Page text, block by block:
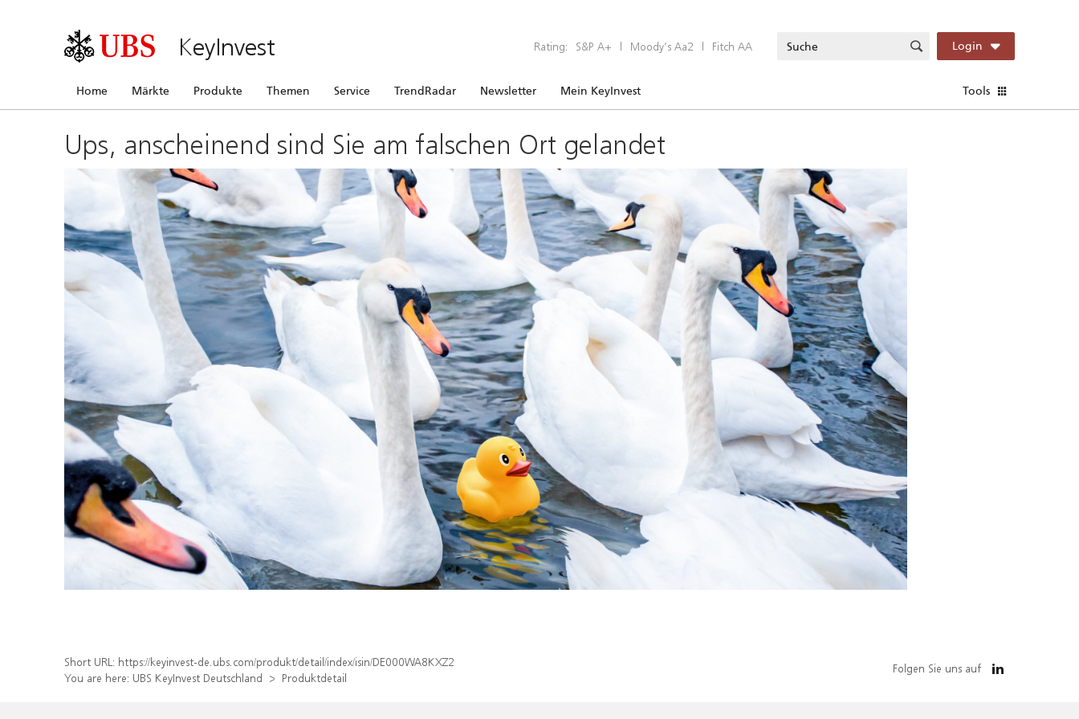
KeyInvest Rating: S&P A+ | Moody’s Aa2 | Fitch AA Login
Home Märkte Produkte Themen Service TrendRadar Newsletter Mein KeyInvest Tools
Ups, anscheinend sind Sie am falschen Ort gelandet
Short URL: https://keyinvest-de.ubs.com/produkt/detail/index/isin/DE000WA8KXZ2
You are here: UBS KeyInvest Deutschland Produktdetail
Folgen Sie uns auf